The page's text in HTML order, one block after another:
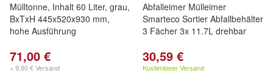
Mülltonne, Inhalt 60 Liter, grau,
BxTxH 445x520x930 mm,
hohe Ausführung
71,00 €
+ 9,90 € Versand
Abfalleimer Mülleimer
Smarteco Sortier Abfallbehälter
3 Fächer 3x 11.7L drehbar
30,59 €
Kostenloser Versand